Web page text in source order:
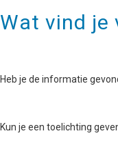
Wat vind je
Heb je de informatie
Kun je een toelichting